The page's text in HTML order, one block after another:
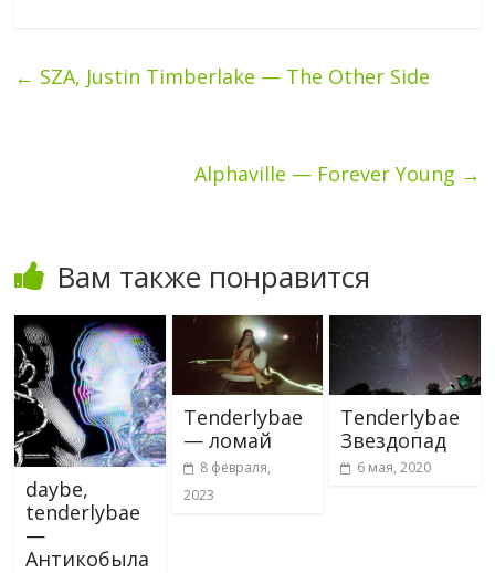
← SZA, Justin Timberlake — The Other Side
Alphaville — Forever Young →
Вам также понравится
daybe,
tenderlybae
—
Антикобыла
Tenderlybae
— ломай
8 февраля,
2023
Tenderlybae
Звездопад
6 мая, 2020